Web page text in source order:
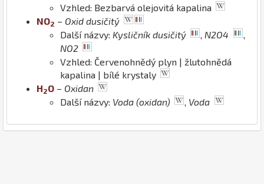
Vzhled: Bezbarvá olejovitá kapalina
NO2 – Oxid dusičitý
Další názvy: Kysličník dusičitý N2O4
NO2
Vzhled: Červenohnědý plyn | žlutohnědá
kapalina | bílé krystaly
H2O – Oxidan
Další názvy: Voda (oxidan) , Voda